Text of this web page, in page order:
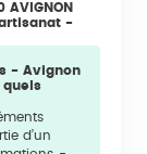
-
- Avignon
quels
d’un